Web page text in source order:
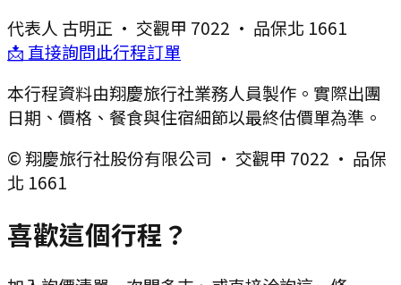
代表人 古明正 · 交觀甲 7022 · 品保北 1661
📩 直接詢問此行程訂單
本行程資料由翔慶旅行社業務人員製作。實際出團
日期、價格、餐食與住宿細節以最終估價單為準。
© 翔慶旅行社股份有限公司 · 交觀甲 7022 · 品保
北 1661
喜歡這個行程？